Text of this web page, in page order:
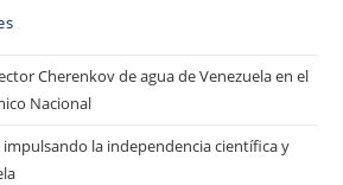
Cherenkov de agua de Venezuela en el
Nacional
la independencia científica y